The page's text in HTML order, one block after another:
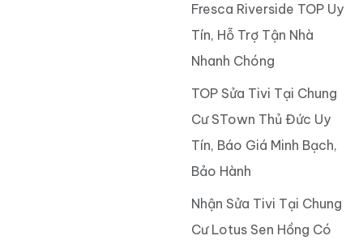
Fresca Riverside TOP Uy
Tín, Hỗ Trợ Tận Nhà
Nhanh Chóng
TOP Sửa Tivi Tại Chung
Cư STown Thủ Đức Uy
Tín, Báo Giá Minh Bạch,
Bảo Hành
Nhận Sửa Tivi Tại Chung
Cư Lotus Sen Hồng Có